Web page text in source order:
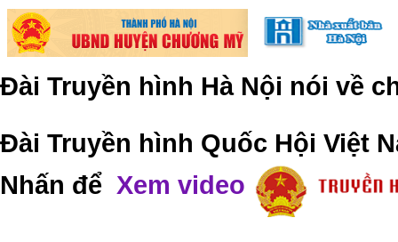
Đài Truyền hình Hà Nội nói về
Đài Truyền hình Quốc Hội Việt
Nhấn để Xem video